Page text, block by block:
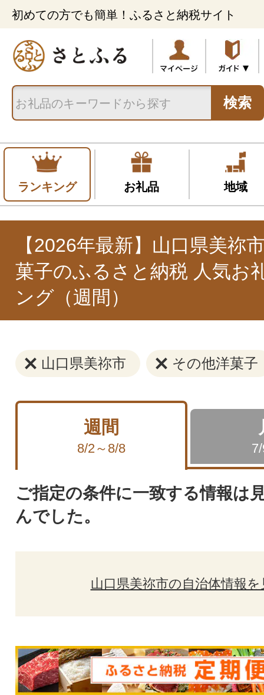
初めての方でも簡単！ふるさと納税サイト
検索
ランキング お礼品 地域
【2026年最新】山口県美祢
菓子のふるさと納税 人気お
ング（週間）
山口県美祢市 その他洋菓子
週間
8/2～8/8
ご指定の条件に一致する情報は
んでした。
山口県美祢市の自治体情報を